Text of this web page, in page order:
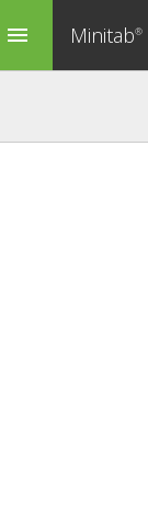
menu Minitab®